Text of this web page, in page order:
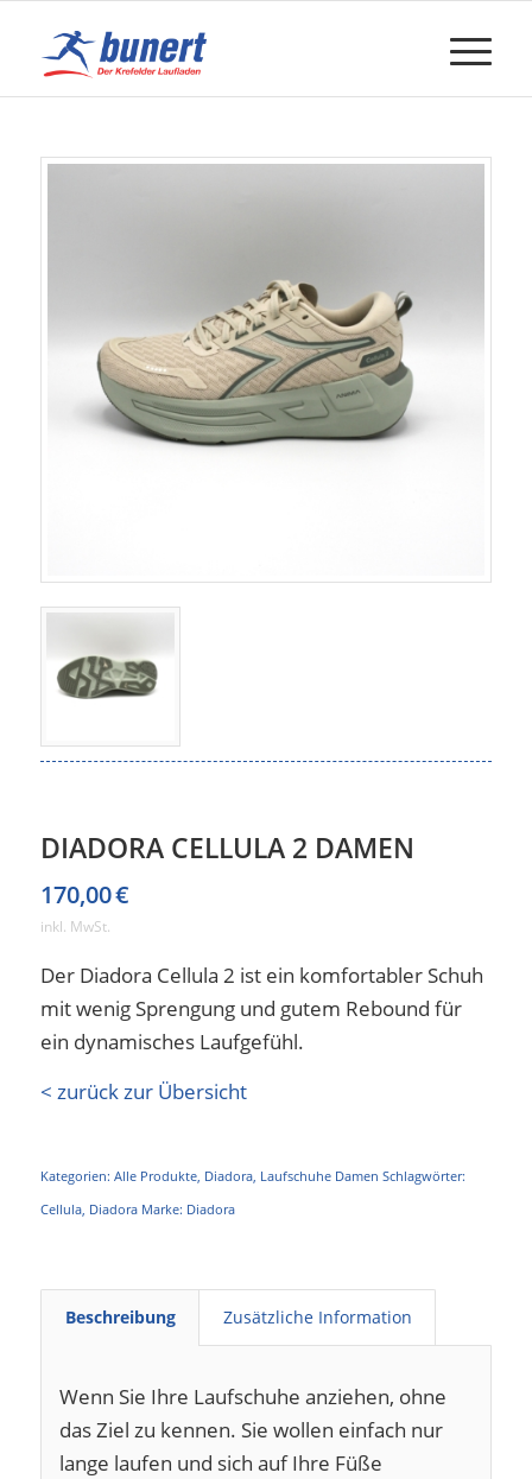
DIADORA CELLULA 2 DAMEN
170,00€
inkl. MwSt.
Der Diadora Cellula 2 ist ein komfortabler Schuh
mit wenig Sprengung und gutem Rebound für
ein dynamisches Laufgefühl.
< zurück zur Übersicht
Kategorien: Alle Produkte, Diadora, Laufschuhe Damen Schlagwörter:
Cellula, Diadora Marke: Diadora
Beschreibung Zusätzliche Information
Wenn Sie Ihre Laufschuhe anziehen, ohne
das Ziel zu kennen. Sie wollen einfach nur
lange laufen und sich auf Ihre Füße